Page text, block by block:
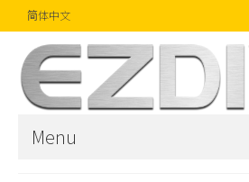
简体中文
Menu